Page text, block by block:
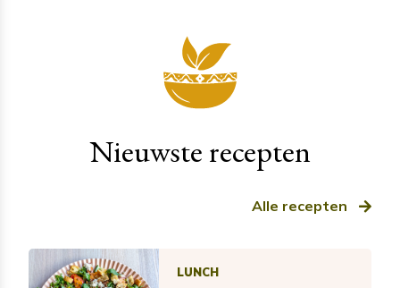
Nieuwste recepten
Alle recepten
LUNCH